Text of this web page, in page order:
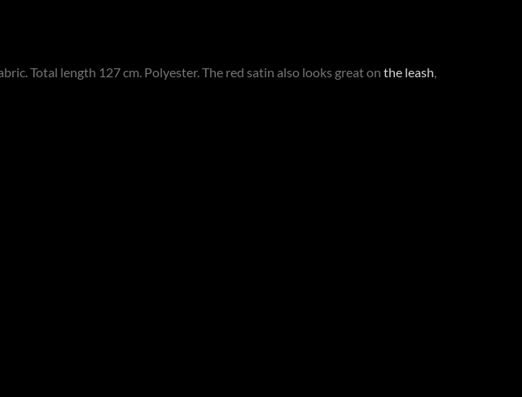
Total length 127 cm. Polyester. The red satin also looks great on the leash